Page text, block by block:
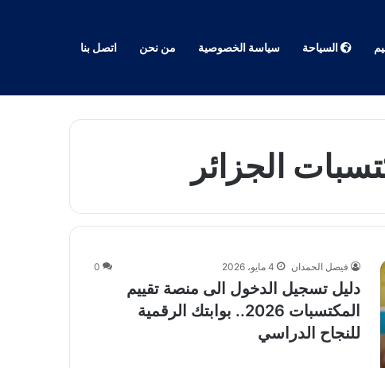
السياحة سياسة الخصوصية من نحن اتصل بنا
الجزائر
فيصل الحمدان 4 مايو، 2026 0
دليل تسجيل الدخول الى منصة تقييم
المكتسبات 2026.. بوابتك الرقمية
للنجاح الدراسي